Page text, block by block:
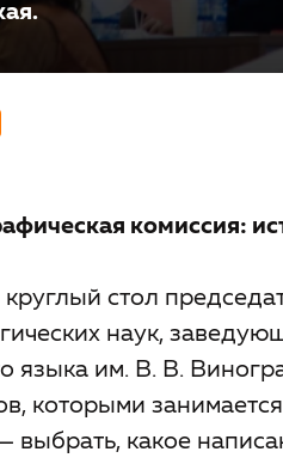
комиссия:
стол
наук,
языка им. В. В.
которыми
выбрать, какое